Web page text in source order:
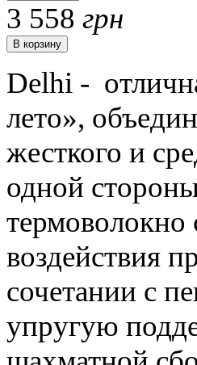
3 558 грн
Delhi -
лето»,
жесткого и
одной
воздействия
сочетании с
упругую